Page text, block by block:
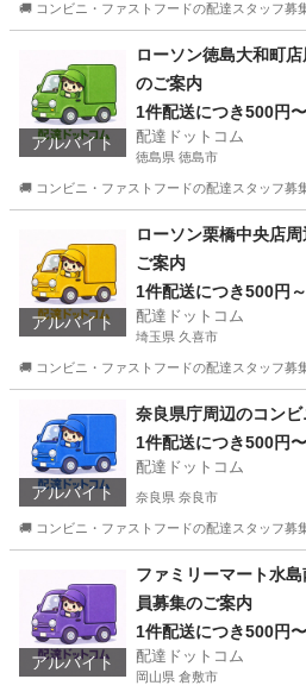
🚚 コンビニ・ファストフードの配達スタッフ募
ファストフード
アルバイト
ローソン徳島大和町
のご案内
1件配送につき500円
配達ドットコム
徳島県 徳島市
🚚 コンビニ・ファストフードの配達スタッフ募
ローソン
アルバイト
ローソン栗橋中央店
ご案内
1件配送につき500円
配達ドットコム
埼玉県 久喜市
🚚 コンビニ・ファストフードの配達スタッフ募
配送 ローソン
アルバイト
奈良県庁周辺のコン
1件配送につき500円
配達ドットコム
奈良県 奈良市
🚚 コンビニ・ファストフードの配達スタッフ募
ファストフード
アルバイト
ファミリーマート水
員募集のご案内
1件配送につき500円
配達ドットコム
岡山県 倉敷市